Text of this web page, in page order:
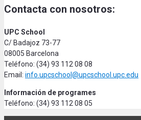
Contacta con nosotros:
UPC School
C/ Badajoz 73-77
08005 Barcelona
Teléfono: (34) 93 112 08 08
Email: info.upcschool@upcschool.upc.edu
Información de programes
Teléfono: (34) 93 112 08 05